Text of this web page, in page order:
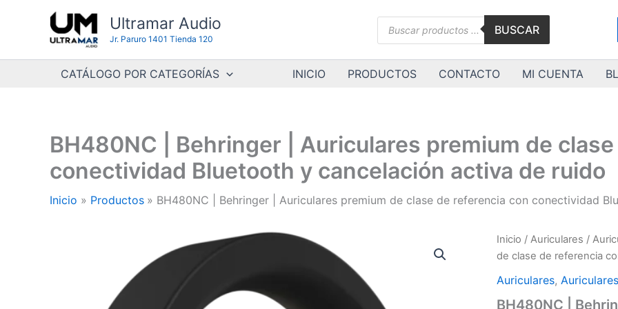
contenido
Ultramar Audio
Jr. Paruro 1401 Tienda 120
Búsqueda
BUSCAR
CATÁLOGO POR CATEGORÍAS INICIO PRODUCTOS CONTACTO MI CUENTA
BH480NC | Behringer | Auriculares premium de
conectividad Bluetooth y cancelación activa de ruido
Inicio Productos BH480NC | Behringer | Auriculares premium de clase de referencia con conectividad
Inicio / Auriculares /
de clase de referencia
Auriculares,
BH480NC |
BH480NC
|
premium